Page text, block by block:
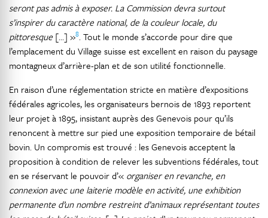
seront pas admis à exposer. La Commission devra surtout
s’inspirer du caractère national, de la couleur locale, du
pittoresque […] »8. Tout le monde s’accorde pour dire que
l’emplacement du Village suisse est excellent en raison du paysage
montagneux d’arrière-plan et de son utilité fonctionnelle.
En raison d’une réglementation stricte en matière d’expositions
fédérales agricoles, les organisateurs bernois de 1893 reportent
leur projet à 1895, insistant auprès des Genevois pour qu’ils
renoncent à mettre sur pied une exposition temporaire de bétail
bovin. Un compromis est trouvé : les Genevois acceptent la
proposition à condition de relever les subventions fédérales, tout
en se réservant le pouvoir d’« organiser en revanche, en
connexion avec une laiterie modèle en activité, une exhibition
permanente d’un nombre restreint d’animaux représentant toutes